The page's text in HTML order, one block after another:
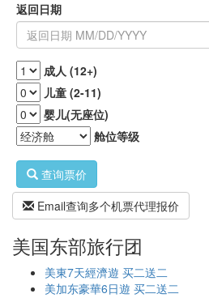
返回日期
成人 (12+)
儿童 (2-11)
婴儿(无座位)
舱位等级
查询票价
Email查询多个机票代理报价
美国东部旅行团
美東7天經濟遊 买二送二
美加东豪華6日遊 买二送二